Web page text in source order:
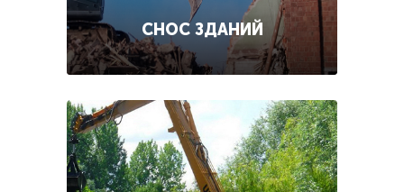
СНОС ЗДАНИЙ